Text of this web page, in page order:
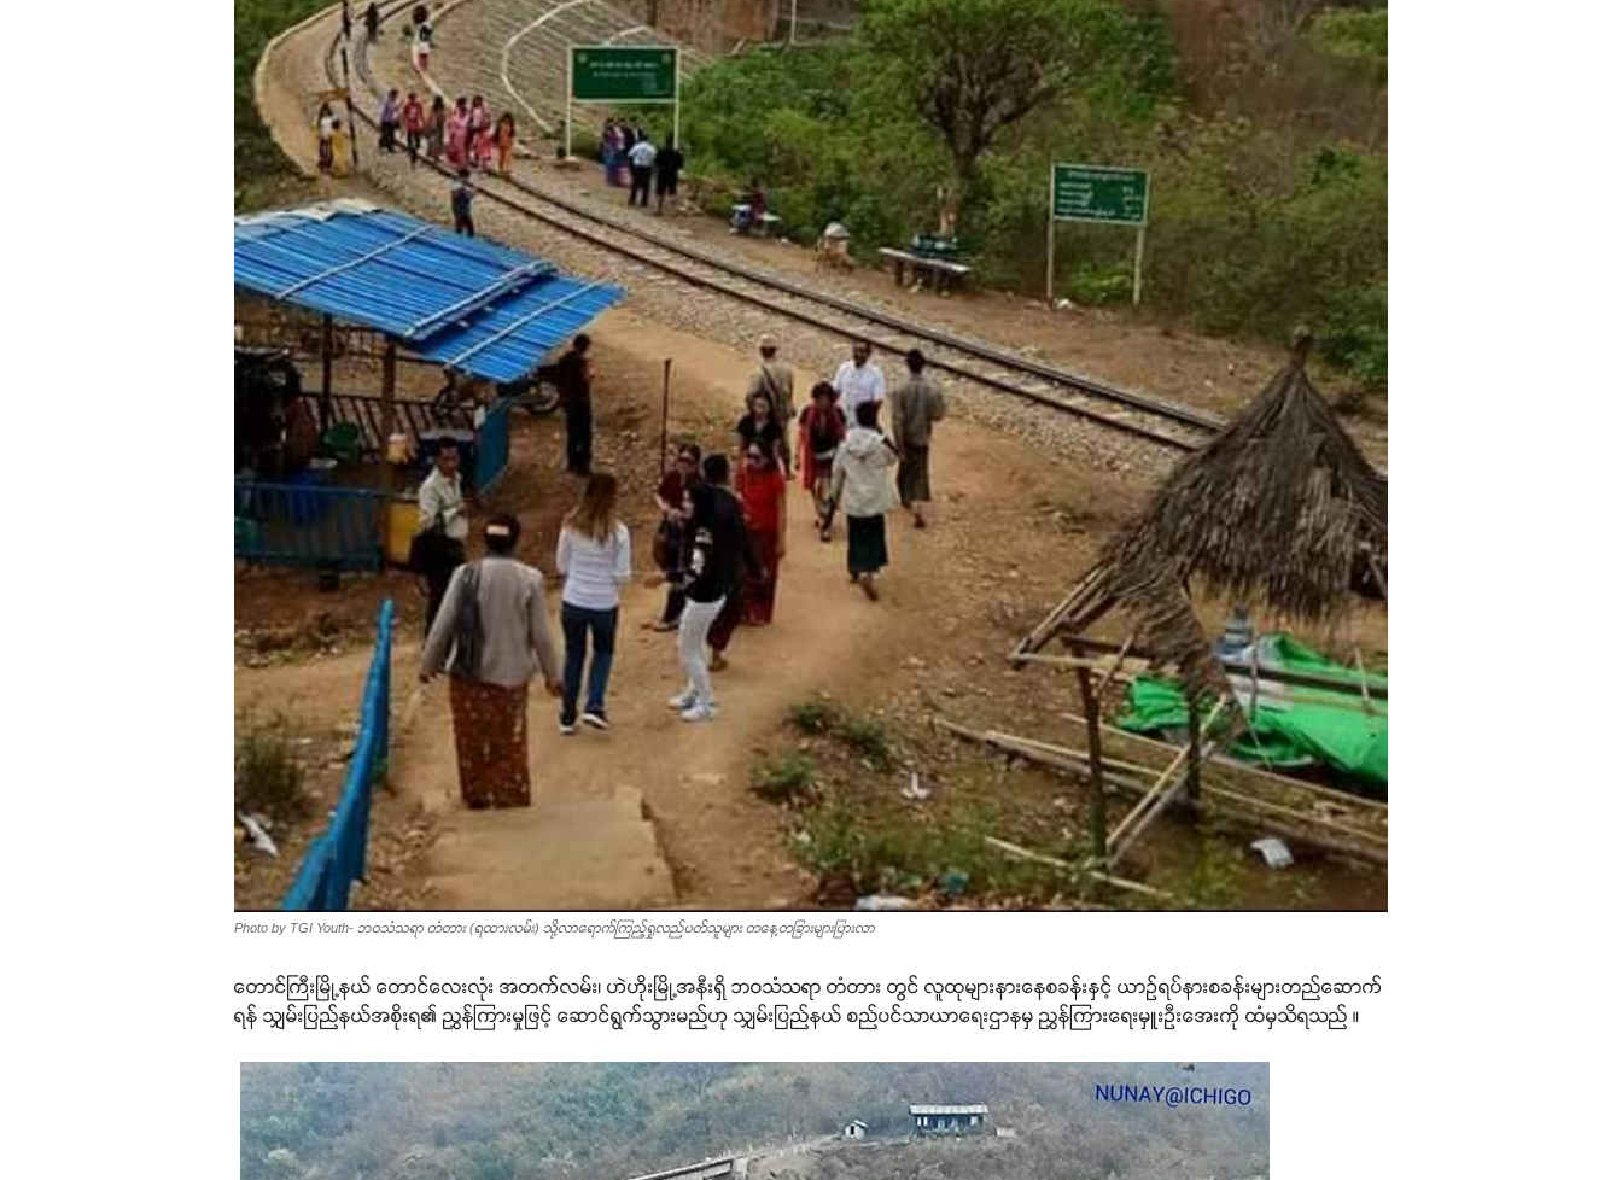
Photo by TGI Youth- ဘဝသံသရာ တံတား (ရထားလမ်း) သို့လာရောက်ကြည့်ရှုလည်ပတ်သူများ တနေ့တခြားများပြားလာ
တောင်ကြီးမြို့နယ် တောင်လေးလုံး အတက်လမ်း၊ ဟဲဟိုးမြို့အနီးရှိ ဘဝသံသရာ တံတား တွင် လူထုများနားနေစခန်းနှင့် ယာဉ်ရပ်နားစခန်းများတည်ဆောက်
ရန် သျှမ်းပြည်နယ်အစိုးရ၏ ညွှန်ကြားမှုဖြင့် ဆောင်ရွက်သွားမည်ဟု သျှမ်းပြည်နယ် စည်ပင်သာယာရေးဌာနမှ ညွှန်ကြားရေးမှူးဦးအေးကို ထံမှသိရသည် ။